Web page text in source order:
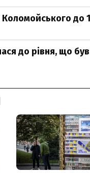
Коломойського до
до рівня, що